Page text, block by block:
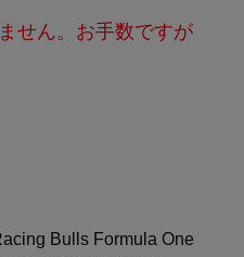
せん。お手数ですが
Bulls Formula One